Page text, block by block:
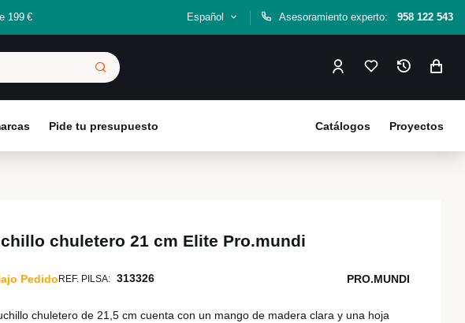
199 € Español Asesoramiento experto: 958 122 543
Pide tu presupuesto Proyectos
Catálogos
chuletero 21 cm Elite Pro.mundi
Pedido REF. PILSA: 313326 PRO.MUNDI
chuletero de 21,5 cm cuenta con un mango de madera clara y una hoja